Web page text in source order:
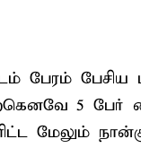
பேரம் பேசிய
5 பேர்
மேலும்